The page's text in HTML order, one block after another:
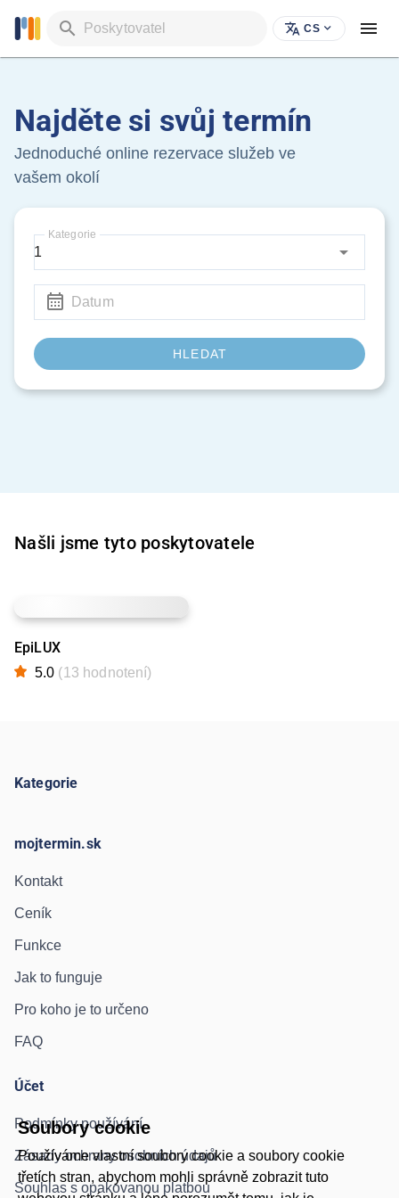
Poskytovatel CS
Najděte si svůj termín
Jednoduché online rezervace služeb ve
vašem okolí
1
Kategorie
Datum
HLEDAT
Našli jsme tyto poskytovatele
EpiLUX
5.0 (13 hodnotení)
Kategorie
mojtermin.sk
Kontakt
Ceník
Funkce
Jak to funguje
Pro koho je to určeno
FAQ
Účet
Podmínky používání
Zásady ochrany osobních údajů
Souhlas s opakovanou platbou
Soubory cookie
Používáme vlastní soubory cookie a soubory cookie
třetích stran, abychom mohli správně zobrazit tuto